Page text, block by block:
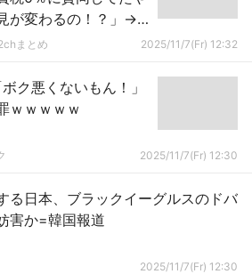
が変わるの！？」→
レジレジ！」
まとめ 2025/11/7(Fr) 12:32
ク悪くないもん！」
ｗｗｗｗｗ
2025/11/7(Fr) 12:30
る日本、ブラックイーグルスのドバ
害か=韓国報道
2025/11/7(Fr) 12:30